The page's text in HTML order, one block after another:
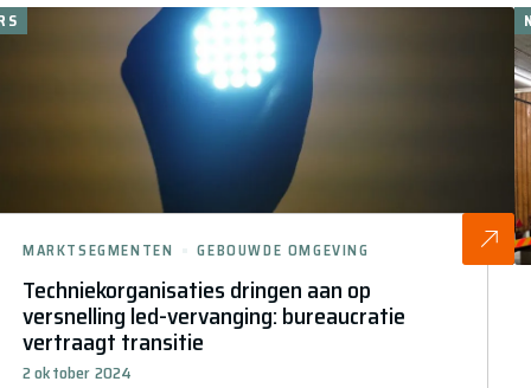
Techniekorganisaties dringen aan op
versnelling led-vervanging: bureaucratie
vertraagt transitie
2 oktober 2024
MARKTSEGMENTEN GEBOUWDE OMGEVING